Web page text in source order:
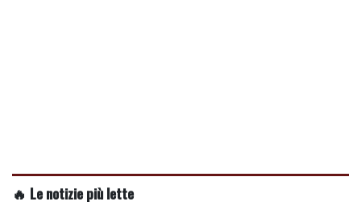
🔥 Le notizie più lette